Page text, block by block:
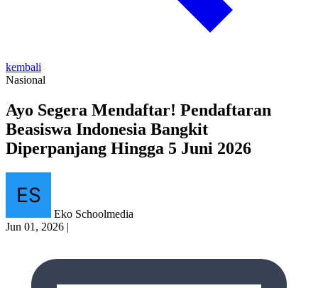
kembali
Nasional
Ayo Segera Mendaftar! Pendaftaran
Beasiswa Indonesia Bangkit
Diperpanjang Hingga 5 Juni 2026
Eko Schoolmedia
Jun 01, 2026 |